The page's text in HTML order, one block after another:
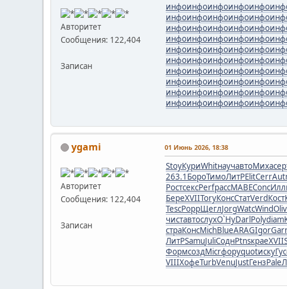
Авторитет
Сообщения: 122,404
Записан
инфоинфоинфоинфоинфо
инфоинфоинфоинфоинфо
инфоинфоинфоинфоинфо
инфоинфоинфоинфоинфо
инфоинфоинфоинфоинфо
инфоинфоинфоинфоинфо
инфоинфоинфоинфоинфо
инфоинфоинфоинфоинфо
инфоинфоинфоинфоинфо
инфоинфоинфоинфоинфо
ygami
Авторитет
Сообщения: 122,404
Записан
01 Июнь 2026, 18:38
StoyКуриWhitнаучавтоМиха
263.1 БороТимоЛитРElitCerr
РостсексPerfрассMABEConc
БереXVIIToryКонсСтатVerdКост
TescPoppЩеглJorgWatcWindOliv
чиставтослухО`НуDarlPolydiam
страКонсMichBlueARAGIgor
ЛитРSamuJuliСоднPtnsкраеXVII
ФормсоздMicrфоруquotиску
VIIIХофеTurbVenuJustГензPale